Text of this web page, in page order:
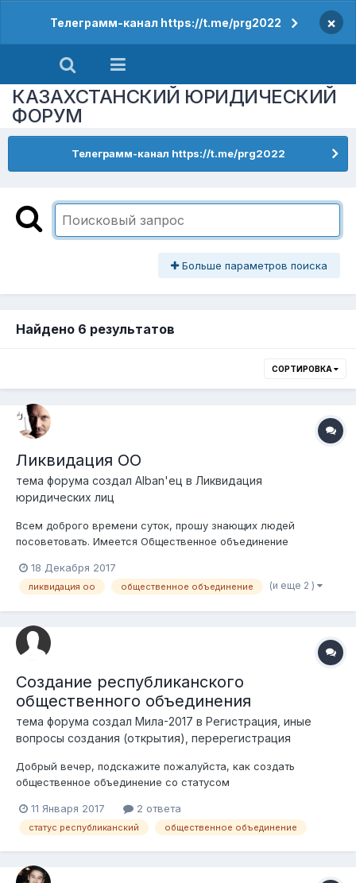
Телеграмм-канал https://t.me/prg2022 ×
КАЗАХСТАНСКИЙ ЮРИДИЧЕСКИЙ
ФОРУМ
Телеграмм-канал https://t.me/prg2022
Больше параметров поиска
Найдено 6 результатов
СОРТИРОВКА
Ликвидация ОО
тема форума создал Alban'ец в Ликвидация
юридических лиц
Всем доброго времени суток, прошу знающих людей
посоветовать. Имеется Общественное объединение
человека, из числа умерших числится еще и председатель. Я
сам тоже являюсь инициатором этого общества, но после
18 Декабря 2017
ликвидация оо общественное объединение (и еще 2 )
Создание республиканского
общественного объединения
тема форума создал Мила-2017 в Регистрация, иные
вопросы создания (открытия), перерегистрация
Добрый вечер, подскажите пожалуйста, как создать
общественное объединение со статусом
общественных объединениях», к республиканским
общественным объединениям относятся объединения,
11 Января 2017 2 ответа
статус республиканский общественное объединение